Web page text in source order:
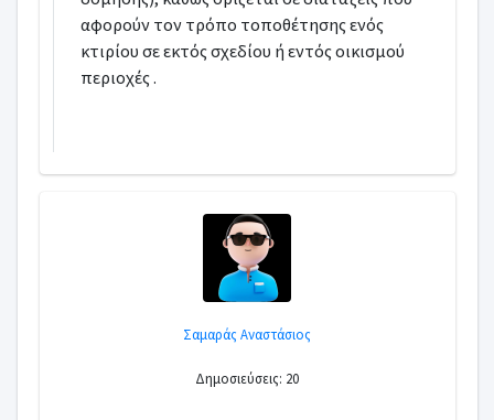
αφορούν τον τρόπο τοποθέτησης ενός
κτιρίου σε εκτός σχεδίου ή εντός οικισμού
περιοχές .
Σαμαράς Αναστάσιος
Δημοσιεύσεις: 20